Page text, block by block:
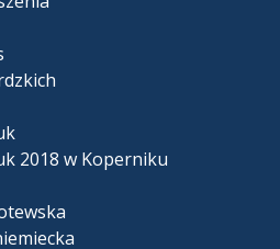
2018 w Koperniku